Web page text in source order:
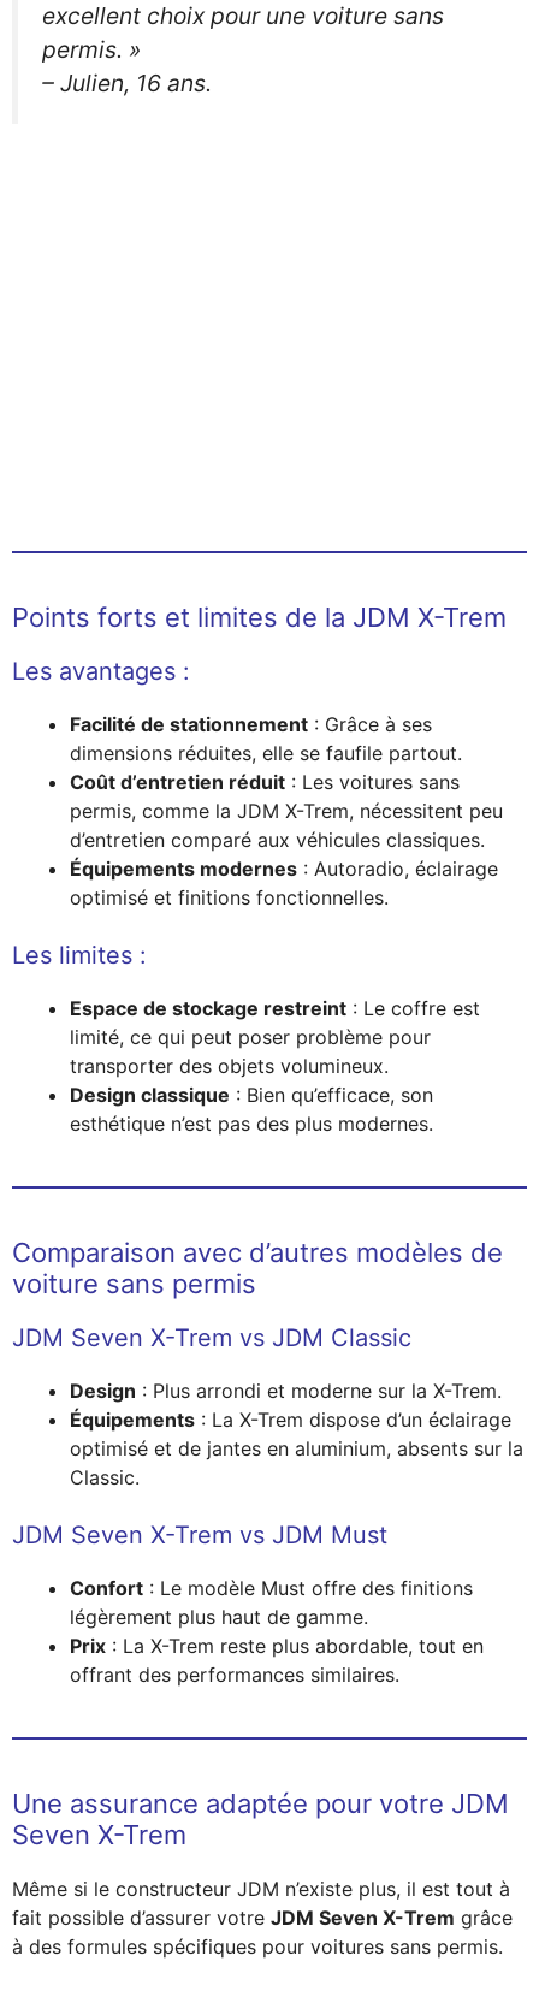
excellent choix pour une voiture sans
permis. »
– Julien, 16 ans.
Points forts et limites de la JDM X-Trem
Les avantages :
Facilité de stationnement : Grâce à ses
dimensions réduites, elle se faufile partout.
Coût d’entretien réduit : Les voitures sans
permis, comme la JDM X-Trem, nécessitent peu
d’entretien comparé aux véhicules classiques.
Équipements modernes : Autoradio, éclairage
optimisé et finitions fonctionnelles.
Les limites :
Espace de stockage restreint : Le coffre est
limité, ce qui peut poser problème pour
transporter des objets volumineux.
Design classique : Bien qu’efficace, son
esthétique n’est pas des plus modernes.
Comparaison avec d’autres modèles de
voiture sans permis
JDM Seven X-Trem vs JDM Classic
Design : Plus arrondi et moderne sur la X-Trem.
Équipements : La X-Trem dispose d’un éclairage
optimisé et de jantes en aluminium, absents sur la
Classic.
JDM Seven X-Trem vs JDM Must
Confort : Le modèle Must offre des finitions
légèrement plus haut de gamme.
Prix : La X-Trem reste plus abordable, tout en
offrant des performances similaires.
Une assurance adaptée pour votre JDM
Seven X-Trem
Même si le constructeur JDM n’existe plus, il est tout à
fait possible d’assurer votre JDM Seven X-Trem grâce
à des formules spécifiques pour voitures sans permis.